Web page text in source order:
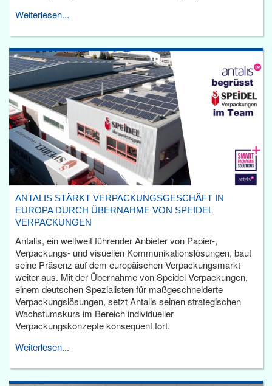
Weiterlesen...
ANTALIS STÄRKT VERPACKUNGSGESCHÄFT IN
EUROPA DURCH ÜBERNAHME VON SPEIDEL
VERPACKUNGEN
Antalis, ein weltweit führender Anbieter von Papier-,
Verpackungs- und visuellen Kommunikationslösungen, baut
seine Präsenz auf dem europäischen Verpackungsmarkt
weiter aus. Mit der Übernahme von Speidel Verpackungen,
einem deutschen Spezialisten für maßgeschneiderte
Verpackungslösungen, setzt Antalis seinen strategischen
Wachstumskurs im Bereich individueller
Verpackungskonzepte konsequent fort.
Weiterlesen...